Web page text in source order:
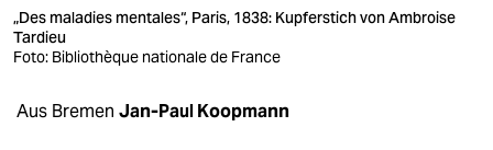
verlag
veranstaltungen
„Des maladies mentales“, Paris, 1838: Kupferstich von Ambroise
Tardieu
Foto: Bibliothèque nationale de France
Aus Bremen Jan-Paul Koopmann